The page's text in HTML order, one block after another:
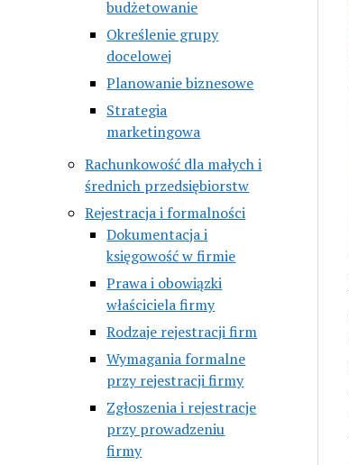
budżetowanie
Określenie grupy
docelowej
Planowanie biznesowe
Strategia
marketingowa
Rachunkowość dla małych i
średnich przedsiębiorstw
Rejestracja i formalności
Dokumentacja i
księgowość w firmie
Prawa i obowiązki
właściciela firmy
Rodzaje rejestracji firm
Wymagania formalne
przy rejestracji firmy
Zgłoszenia i rejestracje
przy prowadzeniu
firmy